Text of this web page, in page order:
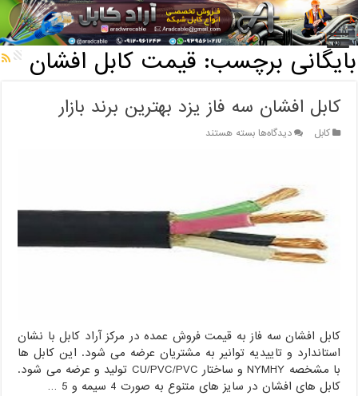
خانه / بایگانی برچسب: قیمت کابل افشان
بایگانی برچسب:قیمت کابل افشان
کابل افشان سه فاز یزد بهترین برند بازار
کابل دیدگاه‌هابرای
یزد
بهترین
برند
بازار
بسته هستند
کابل افشان سه فاز به قیمت فروش عمده در مرکز آراد کابل با نشان
استاندارد و تاییدیه توانیر به مشتریان عرضه می شود. این کابل ها
با مشخصه NYMHY و ساختار CU/PVC/PVC تولید و عرضه می شود.
کابل های افشان در سایز های متنوع به صورت 4 سیمه و 5 …